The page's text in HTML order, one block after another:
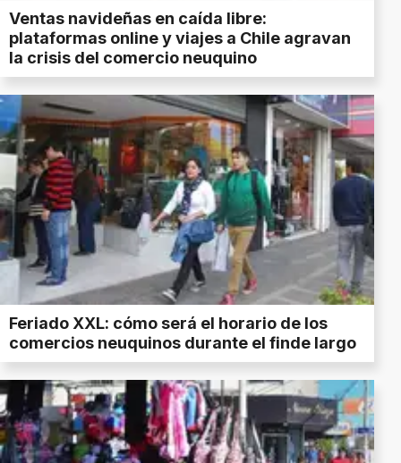
Ventas navideñas en caída libre:
plataformas online y viajes a Chile agravan
la crisis del comercio neuquino
Feriado XXL: cómo será el horario de los
comercios neuquinos durante el finde largo